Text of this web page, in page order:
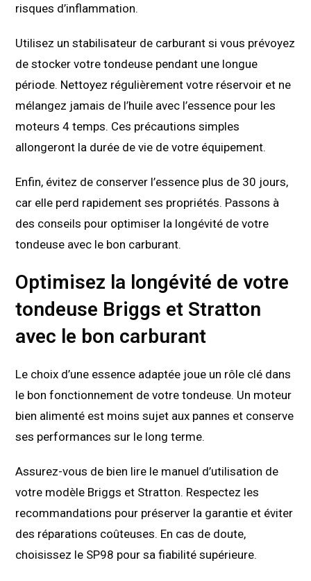
risques d’inflammation.
Utilisez un stabilisateur de carburant si vous prévoyez
de stocker votre tondeuse pendant une longue
période. Nettoyez régulièrement votre réservoir et ne
mélangez jamais de l’huile avec l’essence pour les
moteurs 4 temps. Ces précautions simples
allongeront la durée de vie de votre équipement.
Enfin, évitez de conserver l’essence plus de 30 jours,
car elle perd rapidement ses propriétés. Passons à
des conseils pour optimiser la longévité de votre
tondeuse avec le bon carburant.
Optimisez la longévité de votre
tondeuse Briggs et Stratton
avec le bon carburant
Le choix d’une essence adaptée joue un rôle clé dans
le bon fonctionnement de votre tondeuse. Un moteur
bien alimenté est moins sujet aux pannes et conserve
ses performances sur le long terme.
Assurez-vous de bien lire le manuel d’utilisation de
votre modèle Briggs et Stratton. Respectez les
recommandations pour préserver la garantie et éviter
des réparations coûteuses. En cas de doute,
choisissez le SP98 pour sa fiabilité supérieure.